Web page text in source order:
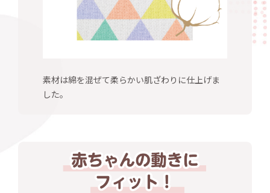
素材は綿を混ぜて柔らかい肌ざわりに仕上げま
した。